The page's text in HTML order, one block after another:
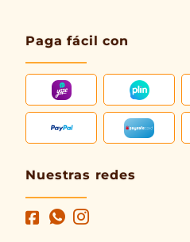
Paga fácil con
Nuestras redes